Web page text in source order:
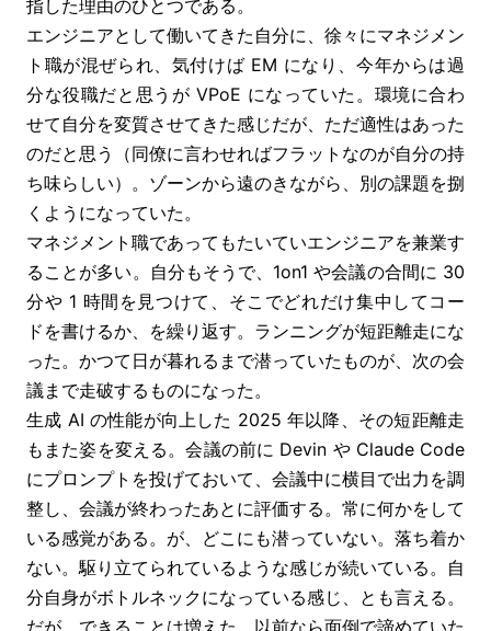
指した理由のひとつである。
エンジニアとして働いてきた自分に、徐々にマネジメン
ト職が混ぜられ、気付けば EM になり、今年からは過
分な役職だと思うが VPoE になっていた。環境に合わ
せて自分を変質させてきた感じだが、ただ適性はあった
のだと思う（同僚に言わせればフラットなのが自分の持
ち味らしい）。ゾーンから遠のきながら、別の課題を捌
くようになっていた。
マネジメント職であってもたいていエンジニアを兼業す
ることが多い。自分もそうで、1on1 や会議の合間に 30
分や 1 時間を見つけて、そこでどれだけ集中してコー
ドを書けるか、を繰り返す。ランニングが短距離走にな
った。かつて日が暮れるまで潜っていたものが、次の会
議まで走破するものになった。
生成 AI の性能が向上した 2025 年以降、その短距離走
もまた姿を変える。会議の前に Devin や Claude Code
にプロンプトを投げておいて、会議中に横目で出力を調
整し、会議が終わったあとに評価する。常に何かをして
いる感覚がある。が、どこにも潜っていない。落ち着か
ない。駆り立てられているような感じが続いている。自
分自身がボトルネックになっている感じ、とも言える。
だが、できることは増えた。以前なら面倒で諦めていた